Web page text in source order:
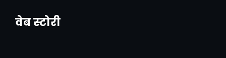
वेब स्टोरी
नया एक्सप्रेसवे: पूर्वांचल का लक, डेवलपमेंट का